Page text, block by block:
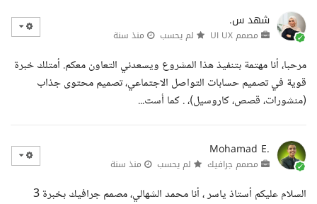
شهد س.
مصمم UI UX لم يحسب منذ سنة
مرحبا، أنا مهتمة بتنفيذ هذا المشروع ويسعدني التعاون معكم. أمتلك خبرة
قوية في تصميم حسابات التواصل الاجتماعي، تصميم محتوى جذاب
(منشورات، قصص، كاروسيل)، . كما أست...
Mohamad E.
مصمم جرافيك لم يحسب منذ سنة
السلام عليكم أستاذ ياسر ، أنا محمد الشهالي، مصمم جرافيك بخبرة 3